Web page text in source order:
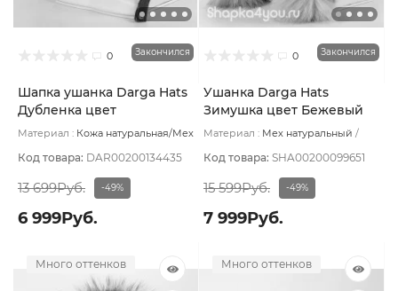
0 Закончился
Шапка ушанка Darga Hats
Дубленка цвет
Коричневый пеп Крек
Материал : Кожа натуральная/Мех
натуральная
Код товара: DAR00200134435
13 699Руб. -49%
6 999Руб.
0 Закончился
Ушанка Darga Hats
Зимушка цвет Бежевый
светлый - терракот
Материал : Мех натуральный
Код товара: SHA00200099651
15 599Руб. -49%
7 999Руб.
Много оттенков Много оттенков